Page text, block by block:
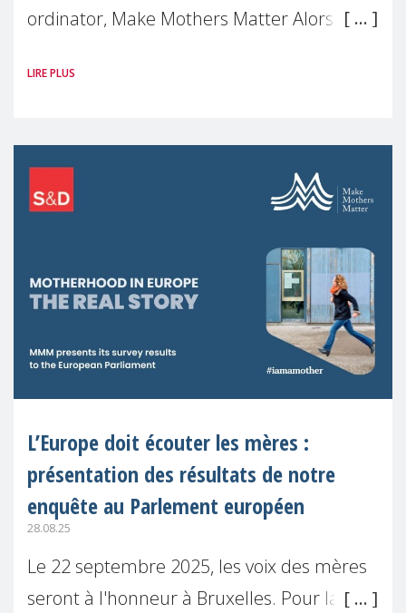
ordinator, Make Mothers Matter Alors que
encore mises à l'écart sur le plan
ce qui
LIRE PLUS
L’Europe doit écouter les mères :
présentation des résultats de notre
enquête au Parlement européen
28.08.25
Le 22 septembre 2025, les voix des mères
seront à l'honneur à Bruxelles. Pour la